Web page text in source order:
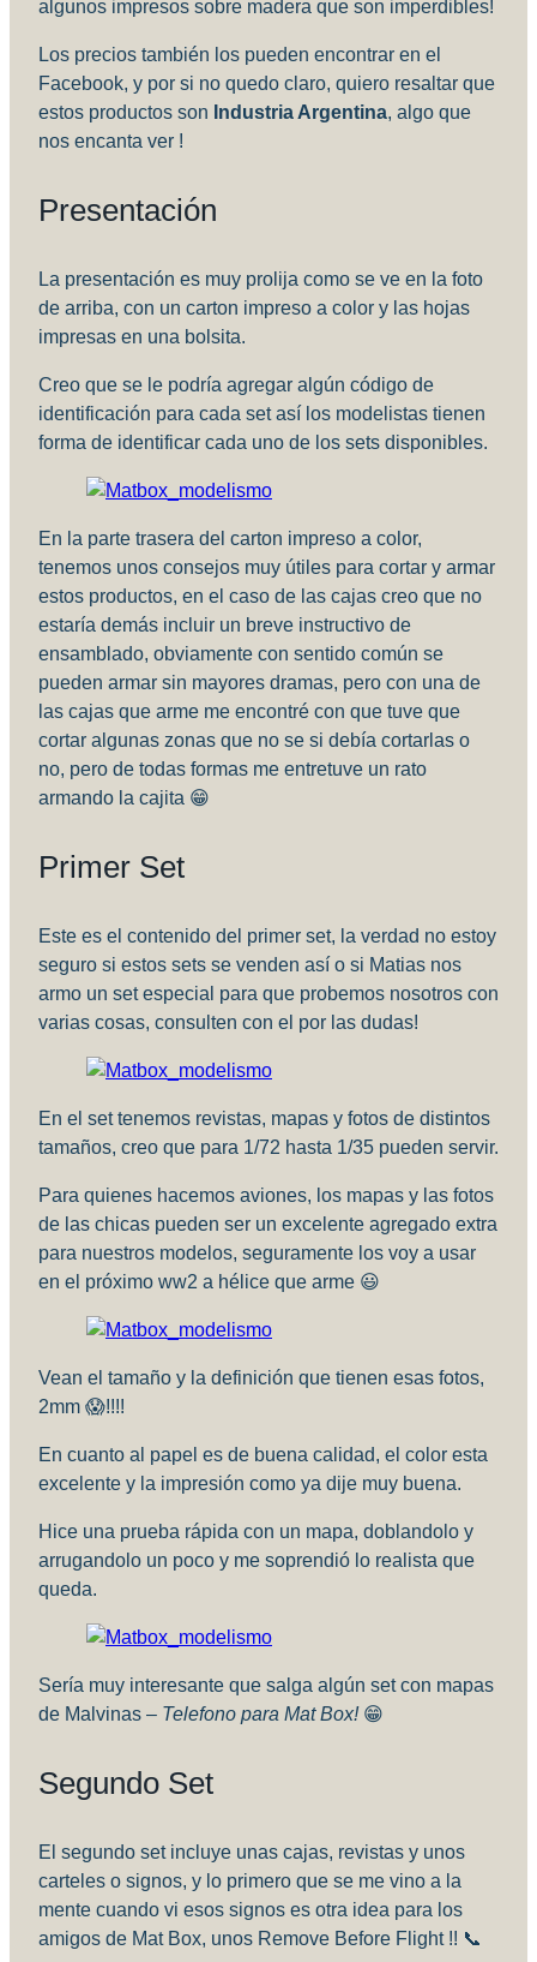
algunos impresos sobre madera que son imperdibles!
Los precios también los pueden encontrar en el
Facebook, y por si no quedo claro, quiero resaltar que
estos productos son Industria Argentina, algo que
nos encanta ver !
Presentación
La presentación es muy prolija como se ve en la foto
de arriba, con un carton impreso a color y las hojas
impresas en una bolsita.
Creo que se le podría agregar algún código de
identificación para cada set así los modelistas tienen
forma de identificar cada uno de los sets disponibles.
En la parte trasera del carton impreso a color,
tenemos unos consejos muy útiles para cortar y armar
estos productos, en el caso de las cajas creo que no
estaría demás incluir un breve instructivo de
ensamblado, obviamente con sentido común se
pueden armar sin mayores dramas, pero con una de
las cajas que arme me encontré con que tuve que
cortar algunas zonas que no se si debía cortarlas o
no, pero de todas formas me entretuve un rato
armando la cajita 😁
Primer Set
Este es el contenido del primer set, la verdad no estoy
seguro si estos sets se venden así o si Matias nos
armo un set especial para que probemos nosotros con
varias cosas, consulten con el por las dudas!
En el set tenemos revistas, mapas y fotos de distintos
tamaños, creo que para 1/72 hasta 1/35 pueden servir.
Para quienes hacemos aviones, los mapas y las fotos
de las chicas pueden ser un excelente agregado extra
para nuestros modelos, seguramente los voy a usar
en el próximo ww2 a hélice que arme 😃
Vean el tamaño y la definición que tienen esas fotos,
2mm 😱!!!!
En cuanto al papel es de buena calidad, el color esta
excelente y la impresión como ya dije muy buena.
Hice una prueba rápida con un mapa, doblandolo y
arrugandolo un poco y me soprendió lo realista que
queda.
Sería muy interesante que salga algún set con mapas
de Malvinas – Telefono para Mat Box!😁
Segundo Set
El segundo set incluye unas cajas, revistas y unos
carteles o signos, y lo primero que se me vino a la
mente cuando vi esos signos es otra idea para los
amigos de Mat Box, unos Remove Before Flight !! 📞